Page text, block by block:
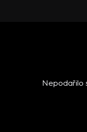
Nepodařilo